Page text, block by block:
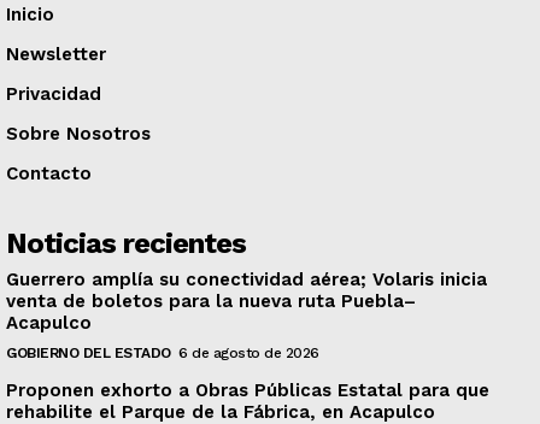
Inicio
Newsletter
Privacidad
Sobre Nosotros
Contacto
Noticias recientes
Guerrero amplía su conectividad aérea; Volaris inicia
venta de boletos para la nueva ruta Puebla–
Acapulco
GOBIERNO DEL ESTADO 6 de agosto de 2026
Proponen exhorto a Obras Públicas Estatal para que
rehabilite el Parque de la Fábrica, en Acapulco